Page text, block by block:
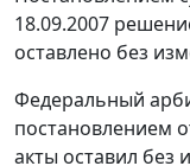
18.09.2007
оставлено без
Федеральный
постановлением
акты оставил без